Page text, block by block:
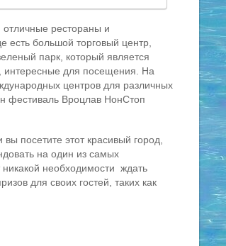
рестораны и
есть большой торговый центр,
парк, который является
интересные для посещения. На
центров для различных
фестиваль Вроцлав НонСтоп
посетите этот красивый город,
на один из самых
никакой необходимости ждать
для своих гостей, таких как